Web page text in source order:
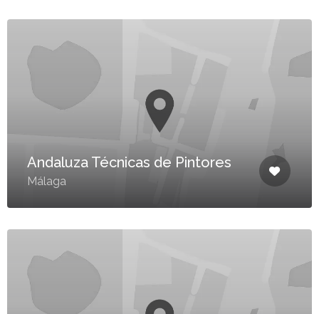
Andaluza Técnicas de Pintores
Málaga